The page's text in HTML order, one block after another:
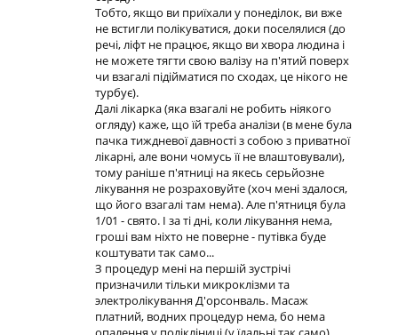
Тобто, якщо ви приїхали у понедiлок, ви вже
не встигли полiкуватися, доки поселялися (до
речi, лiфт не працює, якщо ви хвора людина i
не можете тягти свою валiзу на п'ятий поверх
чи взагалi пiдiйматися по сходах, це нiкого не
турбує).
Далi лiкарка (яка взагалi не робить нiякого
огляду) каже, що їй треба аналiзи (в мене була
пачка тиждневої давностi з собою з приватної
лiкарнi, але вони чомусь її не влаштовували),
тому ранiше п'ятницi на якесь серьйозне
лiкування не розраховуйте (хоч менi здалося,
що його взагалi там нема). Але п'ятниця була
1/01 - свято. I за тi днi, коли лiкування нема,
грошi вам нiхто не поверне - путiвка буде
коштувати так само...
З процедур менi на першiй зустрiчi
призначили тiльки микроклiзми та
электролiкування Д'орсонваль. Масаж
платний, водних процедур нема, бо нема